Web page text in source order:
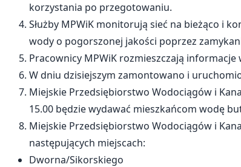
korzystania po przegotowaniu.
Służby MPWiK monitorują sieć na bieżąco i
wody o pogorszonej jakości poprzez
Pracownicy MPWiK rozmieszczają
W dniu dzisiejszym zamontowano i
Miejskie Przedsiębiorstwo Wodociągów i
15.00 będzie wydawać mieszkańcom wodę
Miejskie Przedsiębiorstwo Wodociągów i
następujących miejscach:
Dworna/Sikorskiego